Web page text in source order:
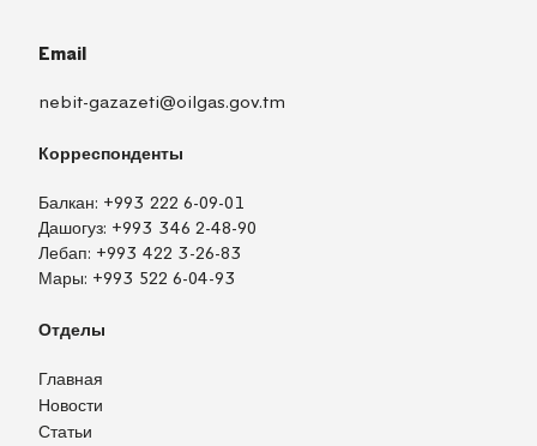
Email
nebit-gazazeti@oilgas.gov.tm
Корреспонденты
Балкан: +993 222 6-09-01
Дашогуз: +993 346 2-48-90
Лебап: +993 422 3-26-83
Мары: +993 522 6-04-93
Отделы
Главная
Новости
Статьи